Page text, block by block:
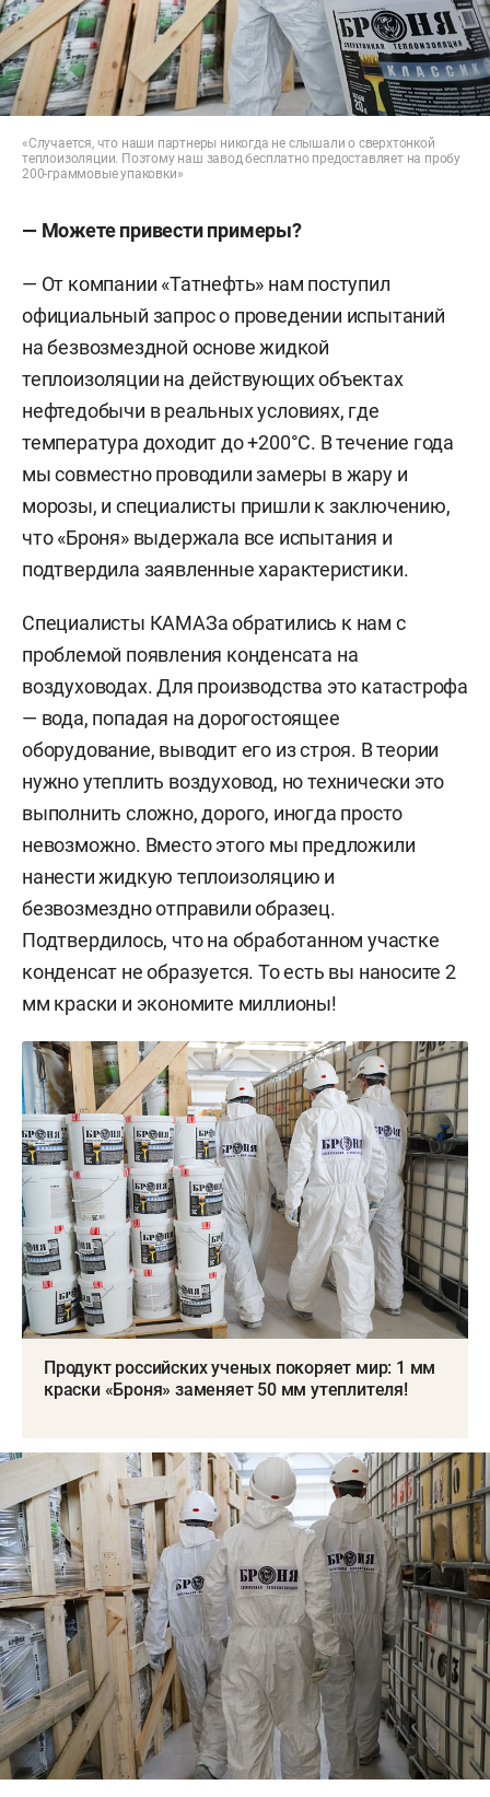
«Случается, что наши партнеры никогда не слышали о сверхтонкой
теплоизоляции. Поэтому наш завод бесплатно предоставляет на пробу
200-граммовые упаковки»
— Можете привести примеры?
— От компании «Татнефть» нам поступил
официальный запрос о проведении испытаний
на безвозмездной основе жидкой
теплоизоляции на действующих объектах
нефтедобычи в реальных условиях, где
температура доходит до +200°С. В течение года
мы совместно проводили замеры в жару и
морозы, и специалисты пришли к заключению,
что «Броня» выдержала все испытания и
подтвердила заявленные характеристики.
Специалисты КАМАЗа обратились к нам с
проблемой появления конденсата на
воздуховодах. Для производства это катастрофа
— вода, попадая на дорогостоящее
оборудование, выводит его из строя. В теории
нужно утеплить воздуховод, но технически это
выполнить сложно, дорого, иногда просто
невозможно. Вместо этого мы предложили
нанести жидкую теплоизоляцию и
безвозмездно отправили образец.
Подтвердилось, что на обработанном участке
конденсат не образуется. То есть вы наносите 2
мм краски и экономите миллионы!
Продукт российских ученых покоряет мир: 1 мм
краски «Броня» заменяет 50 мм утеплителя!